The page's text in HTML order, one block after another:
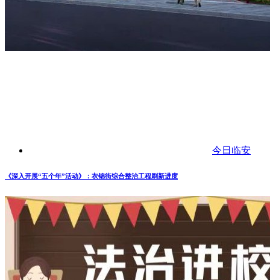
今日临安
《深入开展“五个年”活动》：衣锦街综合整治工程刷新进度